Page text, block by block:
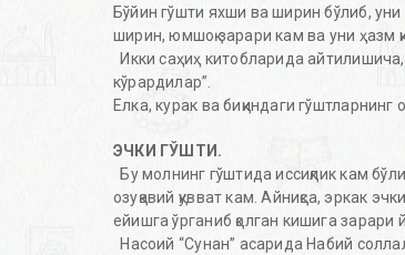
Бўйин гўшти яхши ва ширин бўлиб,
ширин, юмшоқ зарари кам ва уни ҳазм
Икки саҳиҳ китобларида
кўрардилар”.
Елка, курак ва биқиндаги гўштларнинг
ЭЧКИ ГЎШТИ.
Бу молнинг гўштида иссиқлик кам
озуқавий қувват кам. Айниқса, эркак
ейишга ўрганиб қолган кишига зарари
Насоий “Сунан” асарида Набий